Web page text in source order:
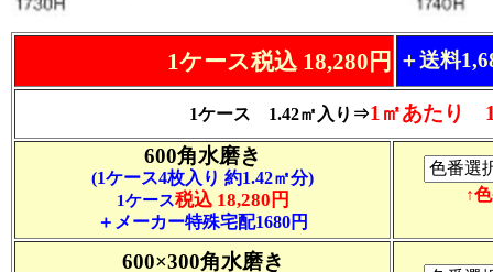
1ケース税込 18,280円 ＋送料
1ケース 1.42㎡入り⇒1㎡あたり
600角水磨き
(1ケース4枚入り 約1.42㎡分)
1ケース税込 18,280円
＋メーカー特殊宅配1680円
↑
600×300角水磨き